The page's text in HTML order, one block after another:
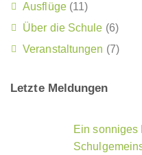
Ausflüge(11)
Über die Schule (6)
Veranstaltungen (7)
Letzte Meldungen
Ein sonniges